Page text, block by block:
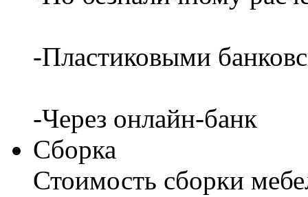
-Пластиковыми
-Через онлайн-банк
Сборка
Стоимость сборки